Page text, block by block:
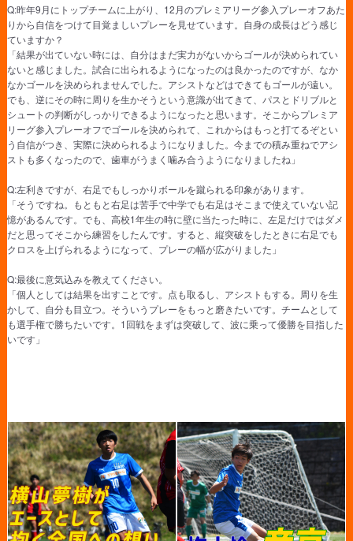
Q:昨年9月にトップチームに上がり、12月のプレミアリーグ参入プレーオフあた
りから自信をつけて目覚ましいプレーを見せています。自身の成長はどう感じ
ていますか？
「結果が出ていない時には、自分はまだ実力がないからゴールが決められてい
ないと感じました。試合に出られるようになったのは良かったのですが、なか
なかゴールを決められませんでした。アシストなどはできてもゴールが遠い。
でも、逆にその時に周りを生かそうという意識が出てきて、パスとドリブルと
シュートの判断がしっかりできるようになったと思います。そこからプレミア
リーグ参入プレーオフでゴールを決められて、これからはもっと打てるぞとい
う自信がつき、実際に決められるようになりました。今までの積み重ねでアシ
ストも多くなったので、歯車がうまく噛み合うようになりましたね」
Q:左利きですが、右足でもしっかりボールを蹴られる印象があります。
「そうですね。もともと右足は苦手で中学でも右足はそこまで使えていない記
憶があるんです。でも、高校1年生の時に壁に当たった時に、左足だけではダメ
だと思ってそこから練習をしたんです。すると、縦突破をしたときに右足でも
クロスを上げられるようになって、プレーの幅が広がりました」
Q:最後に意気込みを教えてください。
「個人としては結果を出すことです。点も取るし、アシストもする。周りを生
かして、自分も目立つ。そういうプレーをもっと磨きたいです。チームとして
も選手権で勝ちたいです。1回戦をまずは突破して、波に乗って優勝を目指した
いです」